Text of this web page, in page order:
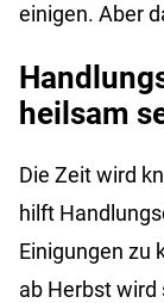
einigen. Aber
heilsam
Die Zeit wird
hilft
Einigungen zu
ab Herbst